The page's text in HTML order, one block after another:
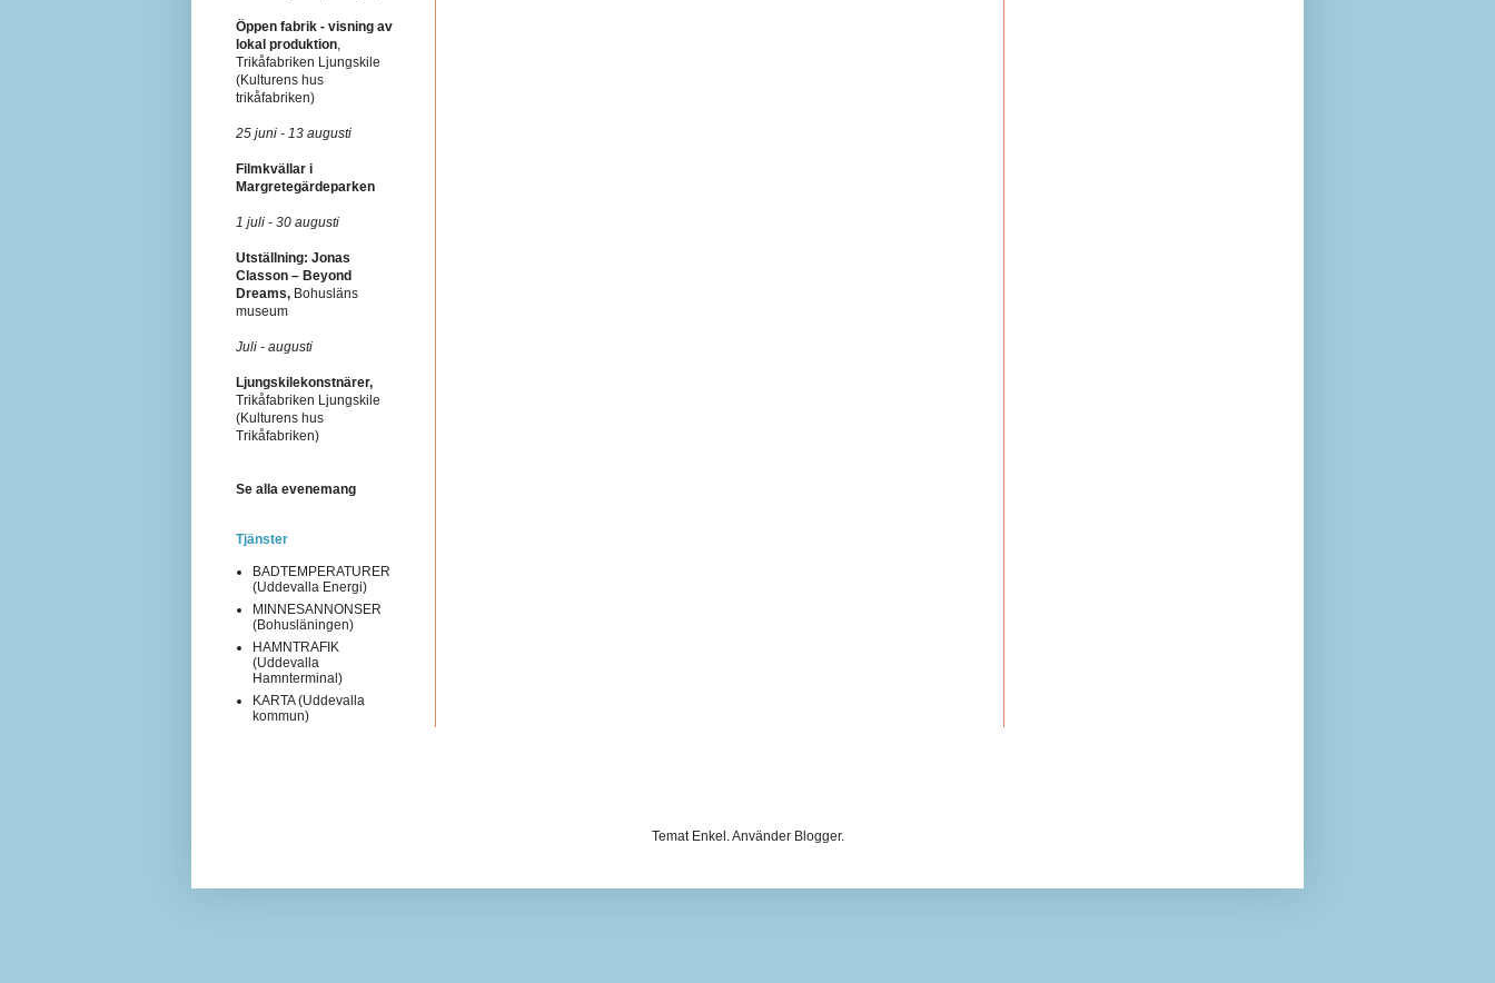
Öppen fabrik - visning av
lokal produktion
Trikåfabriken Ljungskile
(Kulturens hus
trikåfabriken)
25 juni - 13 augusti
Filmkvällar i
Margretegärdeparken
1 juli - 30 augusti
Utställning: Jonas
Classon – Beyond
Dreams, Bohusläns
museum
Juli - augusti
Ljungskilekonstnärer,
Trikåfabriken Ljungskile
(Kulturens hus
Trikåfabriken)
Se alla evenemang
Tjänster
BADTEMPERATURER
(Uddevalla Energi)
MINNESANNONSER
(Bohusläningen)
HAMNTRAFIK
(Uddevalla
Hamnterminal)
KARTA (Uddevalla
kommun)
Temat Enkel. Använder Blogger.